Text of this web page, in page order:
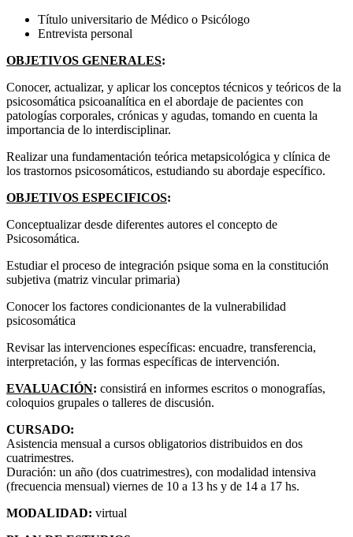
Título universitario de Médico o Psicólogo
Entrevista personal
OBJETIVOS GENERALES:
Conocer, actualizar, y aplicar los conceptos técnicos y teóricos de la
psicosomática psicoanalítica en el abordaje de pacientes con
patologías corporales, crónicas y agudas, tomando en cuenta la
importancia de lo interdisciplinar.
Realizar una fundamentación teórica metapsicológica y clínica de
los trastornos psicosomáticos, estudiando su abordaje específico.
OBJETIVOS ESPECIFICOS:
Conceptualizar desde diferentes autores el concepto de
Psicosomática.
Estudiar el proceso de integración psique soma en la constitución
subjetiva (matriz vincular primaria)
Conocer los factores condicionantes de la vulnerabilidad
psicosomática
Revisar las intervenciones específicas: encuadre, transferencia,
interpretación, y las formas específicas de intervención.
EVALUACIÓN: consistirá en informes escritos o monografías,
coloquios grupales o talleres de discusión.
CURSADO:
Asistencia mensual a cursos obligatorios distribuidos en dos
cuatrimestres.
Duración: un año (dos cuatrimestres), con modalidad intensiva
(frecuencia mensual) viernes de 10 a 13 hs y de 14 a 17 hs.
MODALIDAD: virtual